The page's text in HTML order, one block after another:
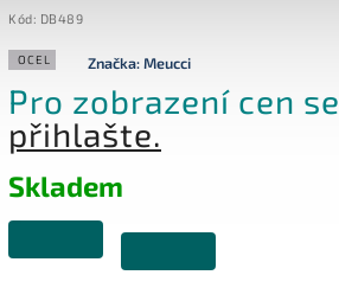
Kód: DB489
OCEL Značka:Meucci
Pro zobrazení cen se
přihlašte.
Skladem